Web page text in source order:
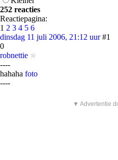
252 reacties
Reactiepagina:
1 2 3 4 5 6
dinsdag 11 juli 2006, 21:12 uur #1
0
robnettie
----
hahaha foto
----
▼ Advertentie